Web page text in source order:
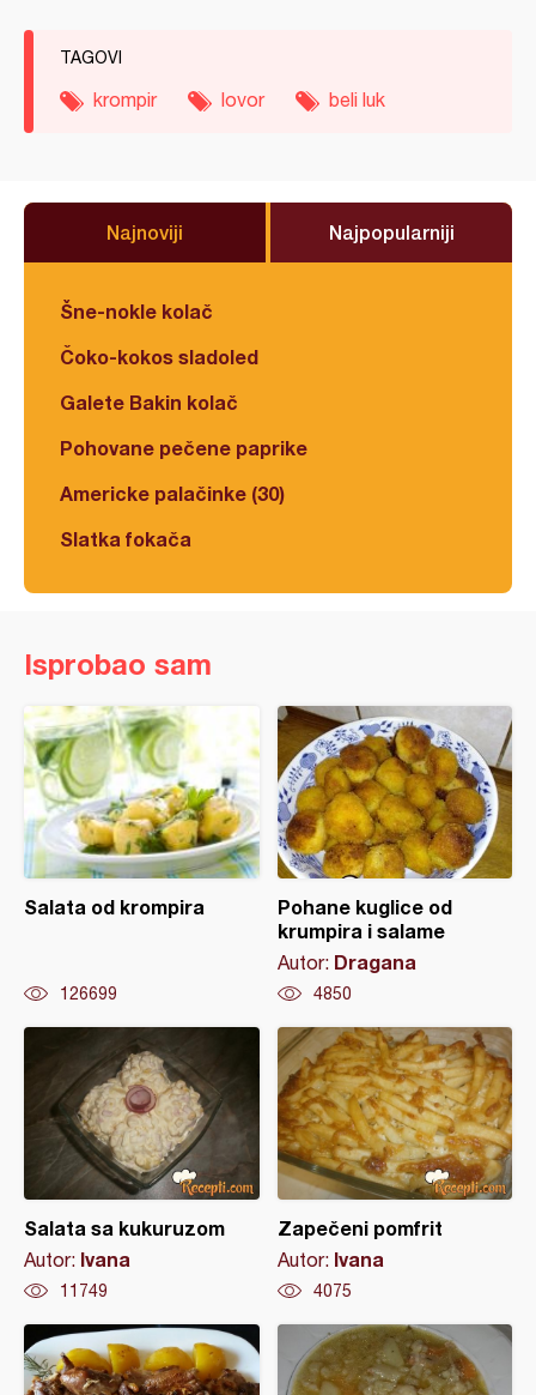
TAGOVI
krompir lovor beli luk
Najnoviji Najpopularniji
Šne-nokle kolač
Čoko-kokos sladoled
Galete Bakin kolač
Pohovane pečene paprike
Americke palačinke (30)
Slatka fokača
Isprobao sam
Salata od krompira
126699
Pohane kuglice od
krumpira i salame
Autor: Dragana
4850
Salata sa kukuruzom
Autor: Ivana
11749
Zapečeni pomfrit
Autor: Ivana
4075